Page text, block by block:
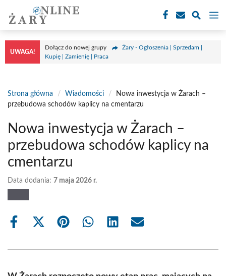
treści
UWAGA!
Dołącz do nowej grupy
Żary - Ogłoszenia | Sprzedam |
Kupię | Zamienię | Praca
Strona główna / Wiadomości /
Nowa inwestycja w Żarach –
przebudowa schodów kaplicy na cmentarzu
Nowa inwestycja w Żarach –
przebudowa schodów kaplicy na
cmentarzu
Data dodania: 7 maja 2026 r.
Share
Share
(Twitter)
Share Share Share Share